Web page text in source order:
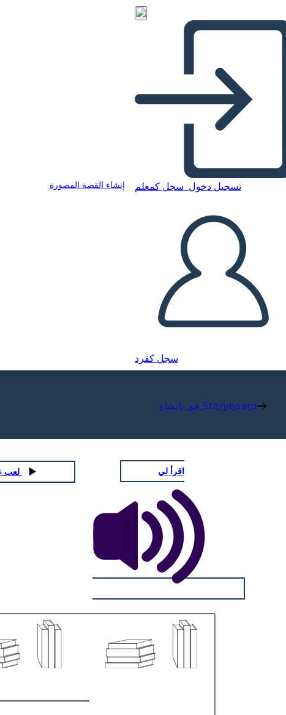
إنشاء القصة المصورة تسجيل دخول سجل كمعلم
سجل كفرد
قم بإنشاء Storyboard
لعب عرض الشرائح اقرأ لي